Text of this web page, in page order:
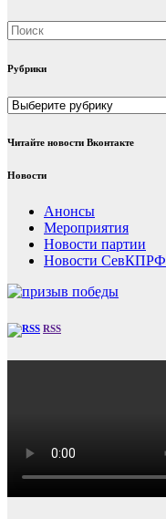
Рубрики
Рубрики
Читайте новости Вконтакте
Новости
Анонсы
Мероприятия
Новости партии
Новости СевКПРФ
RSS